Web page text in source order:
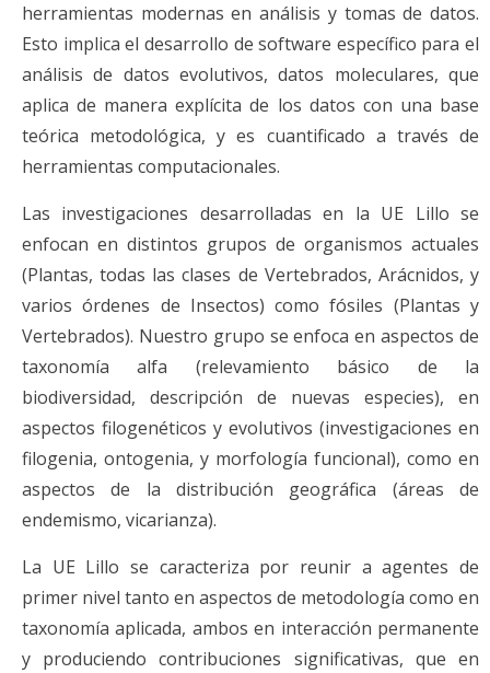
herramientas modernas en análisis y tomas de datos.
Esto implica el desarrollo de software específico para el
análisis de datos evolutivos, datos moleculares, que
aplica de manera explícita de los datos con una base
teórica metodológica, y es cuantificado a través de
herramientas computacionales.
Las investigaciones desarrolladas en la UE Lillo se
enfocan en distintos grupos de organismos actuales
(Plantas, todas las clases de Vertebrados, Arácnidos, y
varios órdenes de Insectos) como fósiles (Plantas y
Vertebrados). Nuestro grupo se enfoca en aspectos de
taxonomía alfa (relevamiento básico de la
biodiversidad, descripción de nuevas especies), en
aspectos filogenéticos y evolutivos (investigaciones en
filogenia, ontogenia, y morfología funcional), como en
aspectos de la distribución geográfica (áreas de
endemismo, vicarianza).
La UE Lillo se caracteriza por reunir a agentes de
primer nivel tanto en aspectos de metodología como en
taxonomía aplicada, ambos en interacción permanente
y produciendo contribuciones significativas, que en